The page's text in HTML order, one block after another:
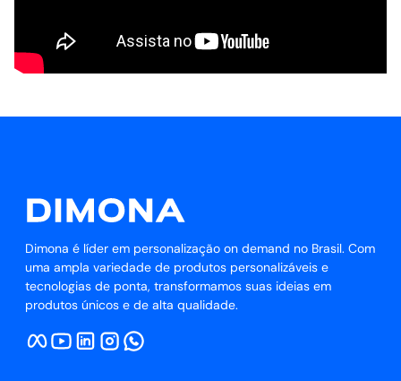
Dimona é líder em personalização on demand no Brasil. Com
uma ampla variedade de produtos personalizáveis e
tecnologias de ponta, transformamos suas ideias em
produtos únicos e de alta qualidade.